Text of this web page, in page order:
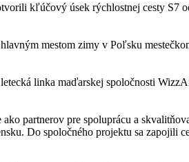
kľúčový úsek rýchlostnej cesty
mestom zimy v Poľsku
linka maďarskej spoločnosti
partnerov pre spoluprácu a
Do spoločného projektu sa zapojili